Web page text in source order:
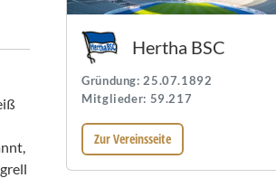
Hertha BSC
Gründung: 25.07.1892
Mitglieder: 59.217
Zur Vereinsseite